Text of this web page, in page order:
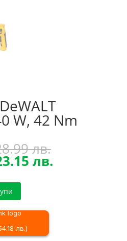
W, 42 Nm
лв.Original
price
was:
лв.Текущата
цена
лв.)